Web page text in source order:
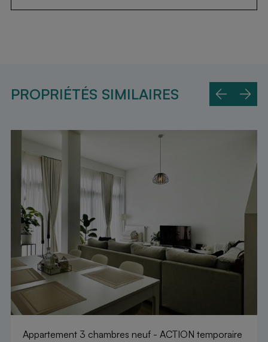
PROPRIÉTÉS SIMILAIRES
Appartement 3 chambres neuf - ACTION temporaire